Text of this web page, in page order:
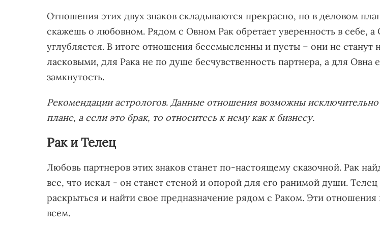
Отношения этих двух знаков складываются прекрасно, но в деловом
скажешь о любовном. Рядом с Овном Рак обретает уверенность в себе, а
углубляется. В итоге отношения бессмысленны и пусты – они не
ласковыми, для Рака не по душе бесчувственность партнера, а для Овна
замкнутость.
Рекомендации астрологов. Данные отношения возможны
плане, а если это брак, то относитесь к нему как к бизнесу.
Рак и Телец
Любовь партнеров этих знаков станет по-настоящему сказочной. Рак
все, что искал - он станет стеной и опорой для его ранимой души.
раскрыться и найти свое предназначение рядом с Раком. Эти отношения
всем.